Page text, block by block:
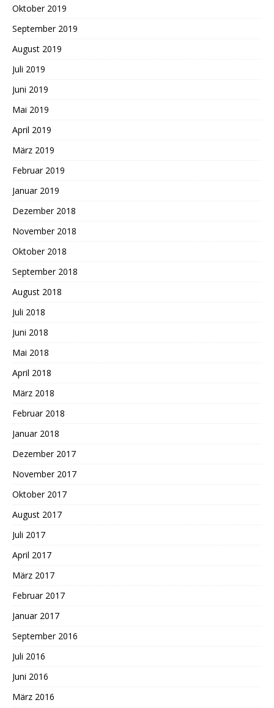
Oktober 2019
September 2019
August 2019
Juli 2019
Juni 2019
Mai 2019
April 2019
März 2019
Februar 2019
Januar 2019
Dezember 2018
November 2018
Oktober 2018
September 2018
August 2018
Juli 2018
Juni 2018
Mai 2018
April 2018
März 2018
Februar 2018
Januar 2018
Dezember 2017
November 2017
Oktober 2017
August 2017
Juli 2017
April 2017
März 2017
Februar 2017
Januar 2017
September 2016
Juli 2016
Juni 2016
März 2016